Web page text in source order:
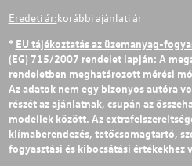
Eredeti ár:korábbi ajánlati ár
* EU tájékoztatás az üzemanyag-
(EG) 715/2007 rendelet lapján: A
rendeletben meghatározott mérési
Az adatok nem egy bizonyos autóra
részét az ajánlatnak, csupán az
modellek között. Az
klímaberendezés, tetőcsomagtartó,
fogyasztási és kibocsátási értékekhez